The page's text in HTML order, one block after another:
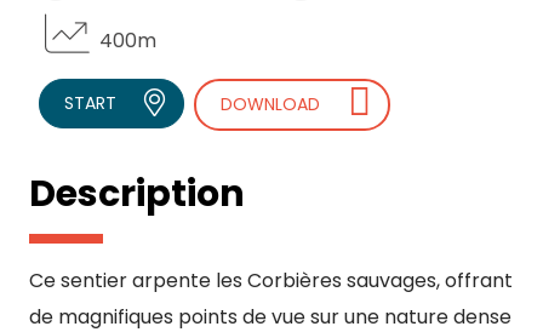
400m
START DOWNLOAD
Description
Ce sentier arpente les Corbières sauvages, offrant
de magnifiques points de vue sur une nature dense